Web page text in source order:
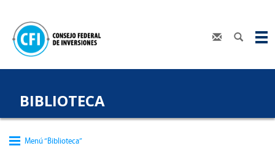
BIBLIOTECA
Menú “Biblioteca”